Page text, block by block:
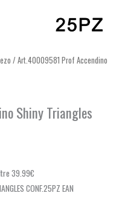
/ Art.40009581 Prof Accendino
Shiny Triangles
39.99€
CONF.25PZ EAN